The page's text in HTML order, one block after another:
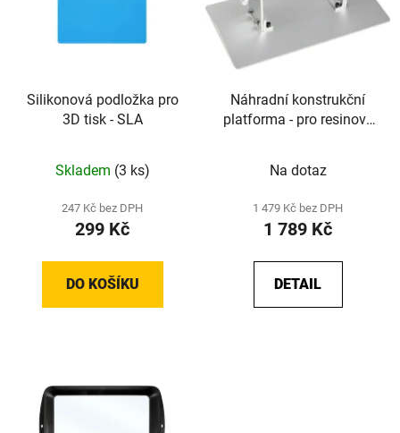
Silikonová podložka pro
3D tisk - SLA
Skladem (3 ks)
247 Kč bez DPH
299 Kč
DO KOŠÍKU
Náhradní konstrukční
platforma - pro resinové
- Photon M3 Max
Na dotaz
1 479 Kč bez DPH
1 789 Kč
DETAIL